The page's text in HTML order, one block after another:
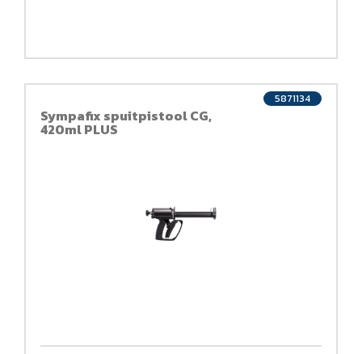
Sympafix spuitpistool CG,
420ml PLUS
5871134